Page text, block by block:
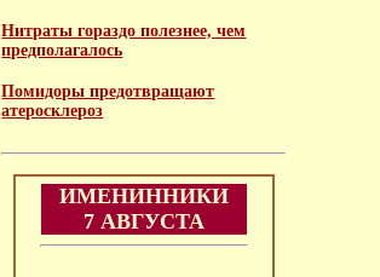
Нитраты гораздо полезнее, чем
предполагалось
Помидоры предотвращают
атеросклероз
ИМЕНИННИКИ
7 АВГУСТА